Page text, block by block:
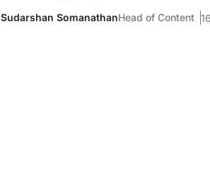
Sudarshan SomanathanHead of Content